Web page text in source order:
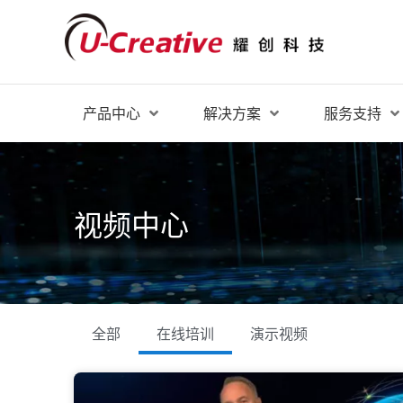
产品中心 解决方案 服务支持
视频中心
全部 在线培训 演示视频